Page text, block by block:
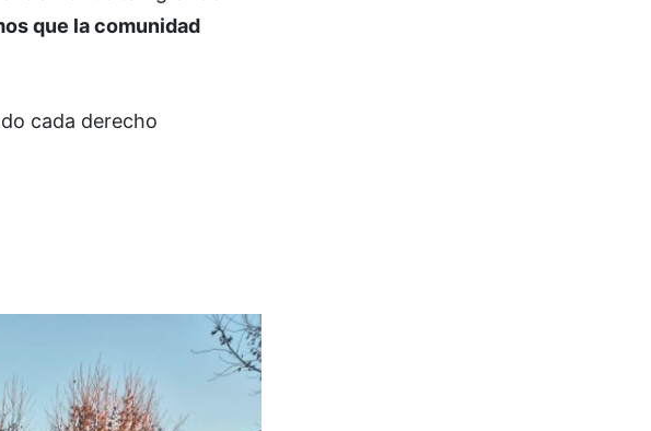
que la comunidad
cada derecho